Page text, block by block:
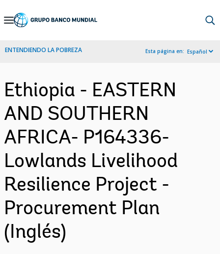
Skip
Navigation
ENTENDIENDO LA POBREZA Esta página en: Español
Ethiopia - EASTERN
AND SOUTHERN
AFRICA- P164336-
Lowlands Livelihood
Resilience Project -
Procurement Plan
(Inglés)